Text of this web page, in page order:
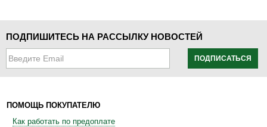
ПОДПИШИТЕСЬ НА РАССЫЛКУ НОВОСТЕЙ
ПОДПИСАТЬСЯ
ПОМОЩЬ ПОКУПАТЕЛЮ
Как работать по предоплате